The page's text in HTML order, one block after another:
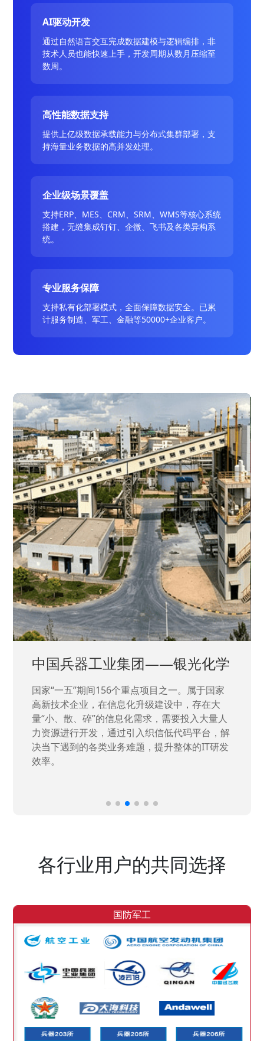
AI驱动开发
通过自然语言交互完成数据建模与逻辑编排，非
技术人员也能快速上手，开发周期从数月压缩至
数周。
高性能数据支持
提供上亿级数据承载能力与分布式集群部署，支
持海量业务数据的高并发处理。
企业级场景覆盖
支持ERP、MES、CRM、SRM、WMS等核心系统
搭建，无缝集成钉钉、企微、飞书及各类异构系
统。
专业服务保障
支持私有化部署模式，全面保障数据安全。已累
计服务制造、军工、金融等50000+企业客户。
中国兵器工业集团——银光化学
国家“一五”期间156个重点项目之一。属于国家
高新技术企业，在信息化升级建设中，存在大
量“小、散、碎”的信息化需求，需要投入大量人
力资源进行开发，通过引入织信低代码平台，解
决当下遇到的各类业务难题，提升整体的IT研发
效率。
各行业用户的共同选择
国防军工